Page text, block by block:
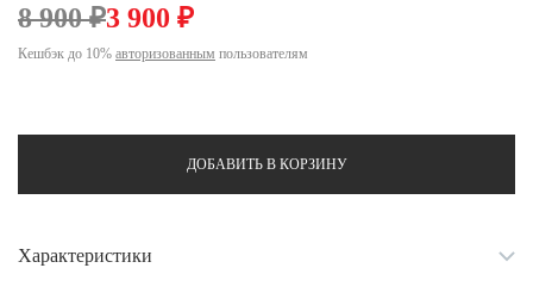
8 900 ₽3 900 ₽
Кешбэк до 10% авторизованным пользователям
ДОБАВИТЬ В КОРЗИНУ
Характеристики